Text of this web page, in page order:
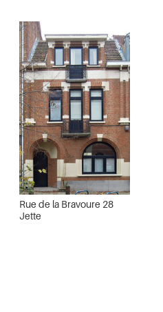
Rue de la Bravoure 28
Jette